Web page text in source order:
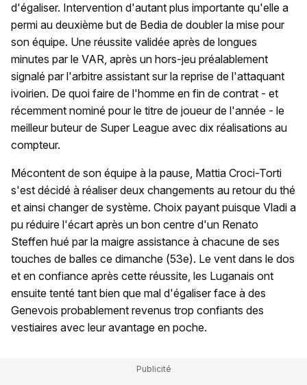
d'égaliser. Intervention d'autant plus importante qu'elle a
permi au deuxième but de Bedia de doubler la mise pour
son équipe. Une réussite validée après de longues
minutes par le VAR, après un hors-jeu préalablement
signalé par l'arbitre assistant sur la reprise de l'attaquant
ivoirien. De quoi faire de l'homme en fin de contrat - et
récemment nominé pour le titre de joueur de l'année - le
meilleur buteur de Super League avec dix réalisations au
compteur.
Mécontent de son équipe à la pause, Mattia Croci-Torti
s'est décidé à réaliser deux changements au retour du thé
et ainsi changer de système. Choix payant puisque Vladi a
pu réduire l'écart après un bon centre d'un Renato
Steffen hué par la maigre assistance à chacune de ses
touches de balles ce dimanche (53e). Le vent dans le dos
et en confiance après cette réussite, les Luganais ont
ensuite tenté tant bien que mal d'égaliser face à des
Genevois probablement revenus trop confiants des
vestiaires avec leur avantage en poche.